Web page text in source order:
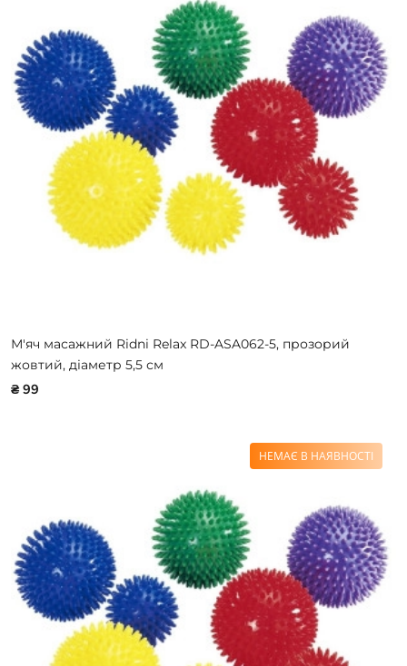
М'яч масажний Ridni Relax RD-ASA062-5, прозорий
жовтий, діаметр 5,5 см
₴ 99
НЕМАЄ В НАЯВНОСТІ